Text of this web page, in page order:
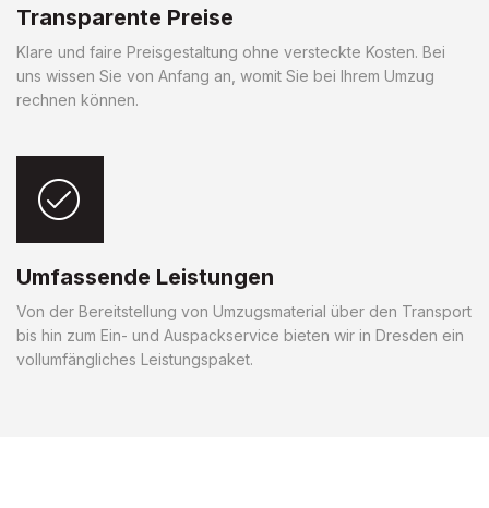
Transparente Preise
Klare und faire Preisgestaltung ohne versteckte Kosten. Bei
uns wissen Sie von Anfang an, womit Sie bei Ihrem Umzug
rechnen können.
Umfassende Leistungen
Von der Bereitstellung von Umzugsmaterial über den Transport
bis hin zum Ein- und Auspackservice bieten wir in Dresden ein
vollumfängliches Leistungspaket.